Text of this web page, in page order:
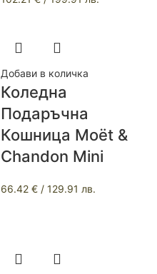
Добави в количка
Коледна
Подаръчна
Кошница Moët &
Chandon Mini
66.42 € / 129.91 лв.